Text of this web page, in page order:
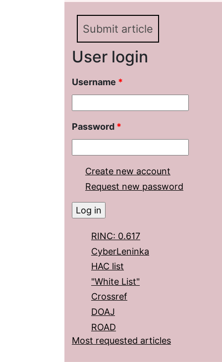
Submit article
User login
Username *
Password *
Create new account
Request new password
RINC: 0.617
CyberLeninka
HAC list
"White List"
Crossref
DOAJ
ROAD
Most requested articles